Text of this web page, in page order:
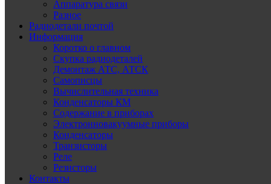
Аппаратура связи
Разное
Радиодетали почтой
Информация
Коротко о главном
Скупка радиодеталей
Демонтаж АТС, АТСК
Самописцы
Вычислительная техника
Конденсаторы КМ
Содержание в приборах
Электронновакуумные приборы
Конденсаторы
Транзисторы
Реле
Резисторы
Контакты